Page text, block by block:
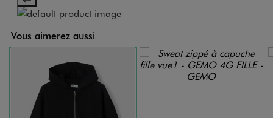
Vous aimerez aussi